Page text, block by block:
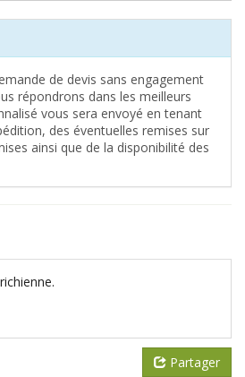
de devis sans engagement
répondrons dans les meilleurs
vous sera envoyé en tenant
des éventuelles remises sur
ainsi que de la disponibilité des
Partager